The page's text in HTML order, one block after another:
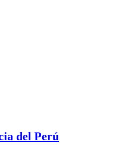
del Perú